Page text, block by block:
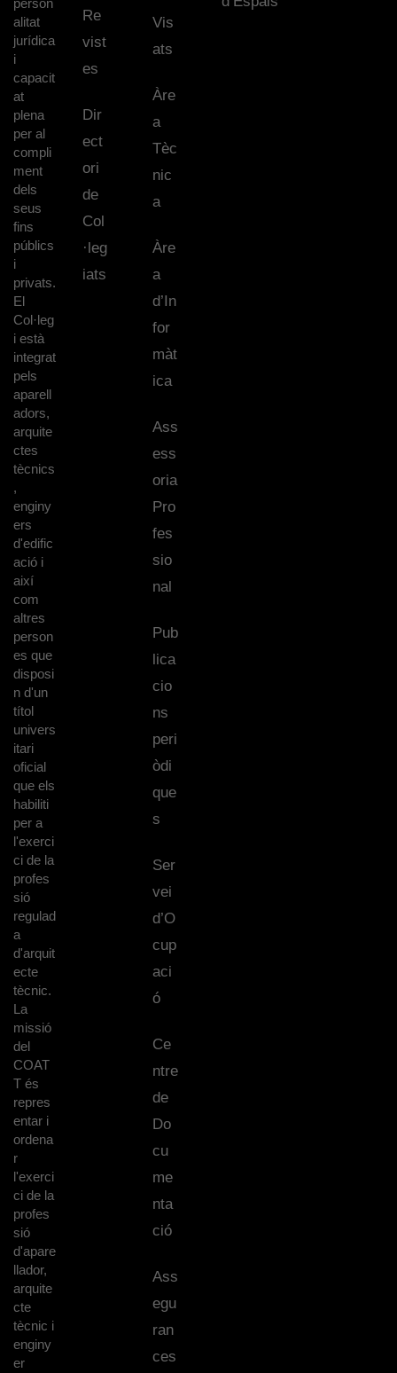
person
alitat
jurídica
i
capacit
at
plena
per al
compli
ment
dels
seus
fins
públics
i
privats.
El
Col·leg
i està
integrat
pels
aparell
adors,
arquite
ctes
tècnics
,
enginy
ers
d'edific
ació i
així
com
altres
person
es que
disposi
n d'un
títol
univers
itari
oficial
que els
habiliti
per a
l'exerci
ci de la
profes
sió
regulad
a
d'arquit
ecte
tècnic.
La
missió
del
COAT
T és
repres
entar i
ordena
r
l'exerci
ci de la
profes
sió
d'apare
llador,
arquite
cte
tècnic i
enginy
er
Re
vist
es
Dir
ect
ori
de
Col
·leg
iats
Vis
ats
Àre
a
Tèc
nic
a
Àre
a
d’In
for
màt
ica
Ass
ess
oria
Pro
fes
sio
nal
Pub
lica
cio
ns
peri
òdi
que
s
Ser
vei
d’O
cup
aci
ó
Ce
ntre
de
Do
cu
me
nta
ció
Ass
egu
ran
ces